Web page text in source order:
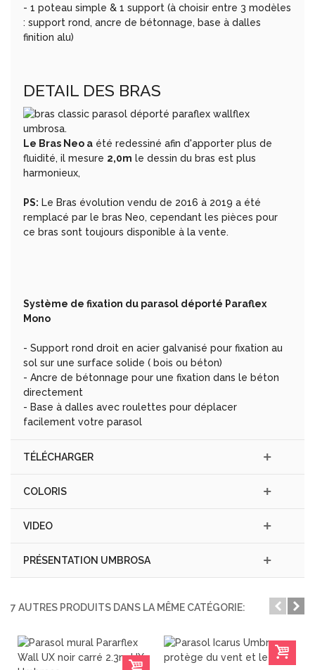
- 1 poteau simple & 1 support (à choisir entre 3 modèles
: support rond, ancre de bétonnage, base à dalles
finition alu)
DETAIL DES BRAS
Le Bras Neo a été redessiné afin d'apporter plus de
fluidité, il mesure 2,0m le dessin du bras est plus
harmonieux,
PS: Le Bras évolution vendu de 2016 à 2019 a été
remplacé par le bras Neo, cependant les pièces pour
ce bras sont toujours disponible à la vente.
Système de fixation du parasol déporté Paraflex
Mono
- Support rond droit en acier galvanisé pour fixation au
sol sur une surface solide ( bois ou béton)
- Ancre de bétonnage pour une fixation dans le béton
directement
- Base à dalles avec roulettes pour déplacer
facilement votre parasol
TÉLÉCHARGER
COLORIS
VIDEO
PRÉSENTATION UMBROSA
7 AUTRES PRODUITS DANS LA MÊME CATÉGORIE: